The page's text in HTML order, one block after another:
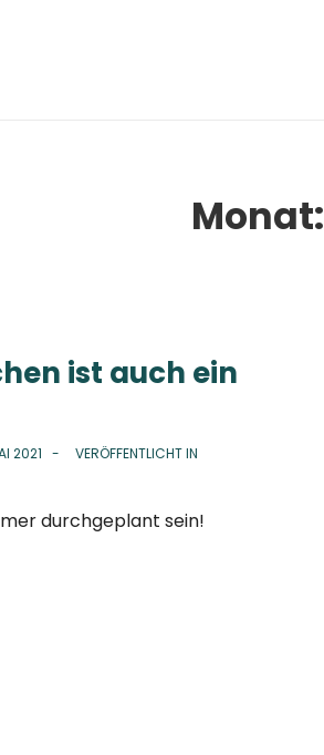
Monat:
ist auch ein
2021
VERÖFFENTLICHT IN
durchgeplant sein!